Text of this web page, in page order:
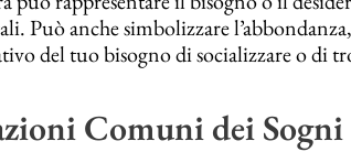
Può anche simbolizzare
del tuo bisogno di socializzare o di
Comuni dei Sogni